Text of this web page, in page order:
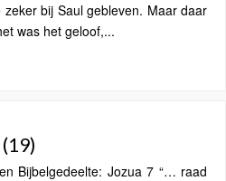
bij Saul gebleven. Maar daar
was het geloof,...
Bijbelgedeelte: Jozua 7 “… raad